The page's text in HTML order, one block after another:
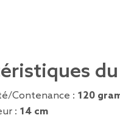
Contenance : 120
: 14 cm